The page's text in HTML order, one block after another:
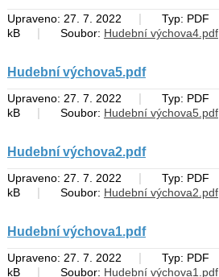
Upraveno: 27. 7. 2022 Typ: PDF
kB
Soubor: Hudební výchova4.pdf
Hudební výchova5.pdf
Upraveno: 27. 7. 2022 Typ: PDF
kB
Soubor: Hudební výchova5.pdf
Hudební výchova2.pdf
Upraveno: 27. 7. 2022 Typ: PDF
kB
Soubor: Hudební výchova2.pdf
Hudební výchova1.pdf
Upraveno: 27. 7. 2022 Typ: PDF
kB
Soubor: Hudební výchova1.pdf